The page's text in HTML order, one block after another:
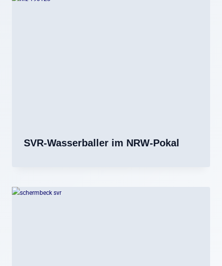
SVR-Wasserballer im NRW-Pokal